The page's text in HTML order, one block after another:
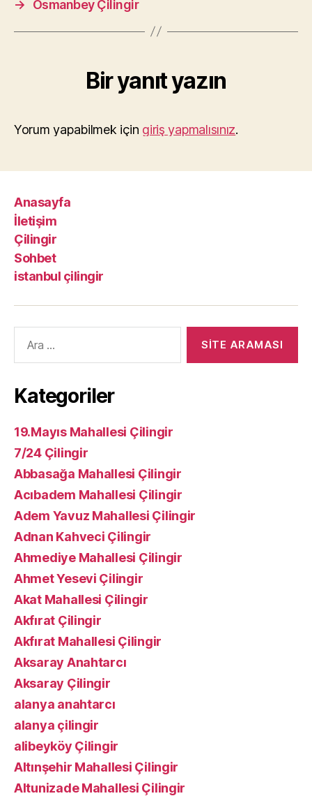
→
Osmanbey Çilingir
Bir yanıt yazın
Yorum yapabilmek için giriş yapmalısınız.
Anasayfa
İletişim
Çilingir
Sohbet
istanbul çilingir
yap:
Kategoriler
19.Mayıs Mahallesi Çilingir
7/24 Çilingir
Abbasağa Mahallesi Çilingir
Acıbadem Mahallesi Çilingir
Adem Yavuz Mahallesi Çilingir
Adnan Kahveci Çilingir
Ahmediye Mahallesi Çilingir
Ahmet Yesevi Çilingir
Akat Mahallesi Çilingir
Akfırat Çilingir
Akfırat Mahallesi Çilingir
Aksaray Anahtarcı
Aksaray Çilingir
alanya anahtarcı
alanya çilingir
alibeyköy Çilingir
Altınşehir Mahallesi Çilingir
Altunizade Mahallesi Çilingir